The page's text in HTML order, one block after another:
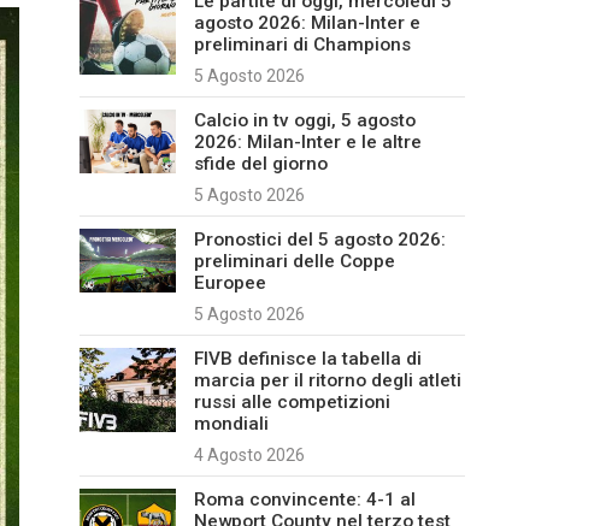
agosto 2026: Milan-Inter e
preliminari di Champions
5 Agosto 2026
Calcio in tv oggi, 5 agosto
2026: Milan-Inter e le altre
sfide del giorno
5 Agosto 2026
Pronostici del 5 agosto 2026:
preliminari delle Coppe
Europee
5 Agosto 2026
FIVB definisce la tabella di
marcia per il ritorno degli atleti
russi alle competizioni
mondiali
4 Agosto 2026
Roma convincente: 4-1 al
Newport County nel terzo test